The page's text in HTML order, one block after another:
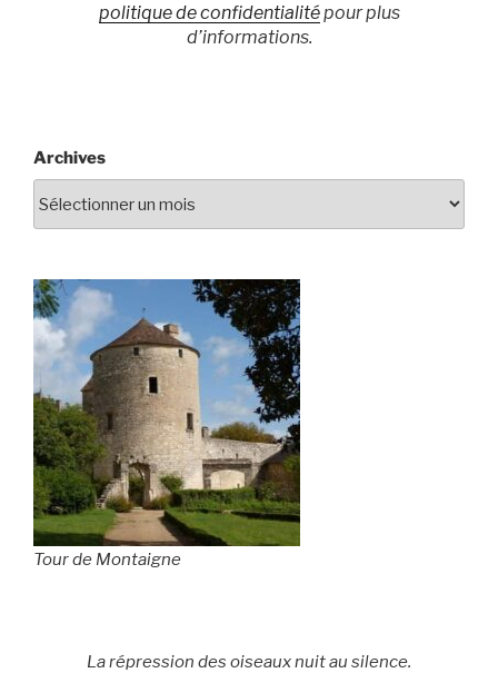
politique de confidentialitépour plus
d’informations.
Archives
Tour de Montaigne
La répression des oiseaux nuit au silence.